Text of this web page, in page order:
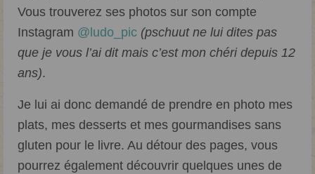
Vous trouverez ses photos sur son compte
Instagram @ludo_pic (pschuut ne lui dites pas
que je vous l’ai dit mais c’est mon chéri depuis 12
ans).
Je lui ai donc demandé de prendre en photo mes
plats, mes desserts et mes gourmandises sans
gluten pour le livre. Au détour des pages, vous
pourrez également découvrir quelques unes de